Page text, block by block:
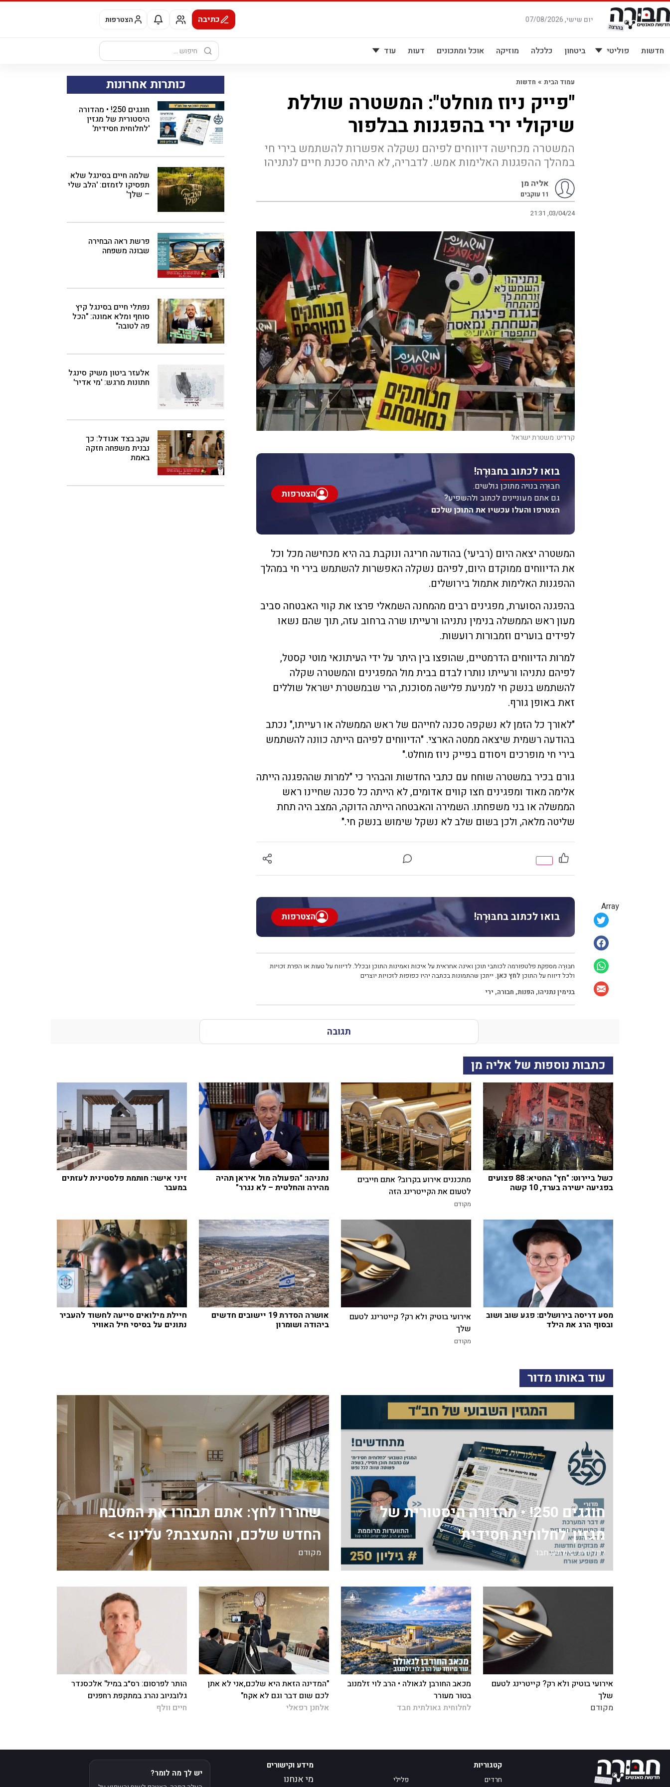
דלג
לתוכן
יום שישי, 07/08/2026 כתיבה הצטרפות
חדשות פוליטי ביטחון כלכלה מוזיקה אוכל ומתכונים דעות עוד
חיפוש:
Array
עמוד הבית » חדשות
"פייק ניוז מוחלט": המשטרה שוללת
שיקולי ירי בהפגנות בבלפור
המשטרה מכחישה דיווחים לפיהם נשקלה אפשרות להשתמש בירי חי
במהלך ההפגנות האלימות אמש. לדבריה, לא היתה סכנת חיים לנתניהו
אליה מן
11 עוקבים
21:31 ,03/04/24
קרדיט: משטרת ישראל
בואו לכתוב בחבּוּרֶה!
חבּוּרֶה בנויה מתוכן גולשים.
גם אתם מעוניינים לכתוב ולהשפיע?
הצטרפו והעלו עכשיו את התוכן שלכם
הצטרפות
המשטרה יצאה היום (רביעי) בהודעה חריגה ונוקבת בה היא מכחישה מכל וכל
את הדיווחים ממוקדם היום, לפיהם נשקלה האפשרות להשתמש בירי חי במהלך
ההפגנות האלימות אתמול בירושלים.
בהפגנה הסוערת, מפגינים רבים מהמחנה השמאלי פרצו את קווי האבטחה סביב
מעון ראש הממשלה בנימין נתניהו ורעייתו שרה ברחוב עזה, תוך שהם נשאו
לפידים בוערים וזמבורות רועשות.
למרות הדיווחים הדרמטיים, שהופצו בין היתר על ידי העיתונאי מוטי קסטל,
לפיהם נתניהו ורעייתו נותרו לבדם בבית מול המפגינים והמשטרה שקלה
להשתמש בנשק חי למניעת פלישה מסוכנת, הרי שבמשטרת ישראל שוללים
זאת באופן גורף.
"לאורך כל הזמן לא נשקפה סכנה לחייהם של ראש הממשלה או רעייתו," נכתב
בהודעה רשמית שיצאה ממטה הארצי. "הדיווחים לפיהם הייתה כוונה להשתמש
בירי חי מופרכים ויסודם בפייק ניוז מוחלט."
גורם בכיר במשטרה שוחח עם כתבי החדשות והבהיר כי "למרות שההפגנה הייתה
אלימה מאוד ומפגינים חצו קווים אדומים, לא הייתה כל סכנה שחיינו ראש
הממשלה או בני משפחתו. השמירה והאבטחה הייתה הדוקה, המצב היה תחת
שליטה מלאה, ולכן בשום שלב לא נשקל שימוש בנשק חי."
בואו לכתוב בחבּוּרֶה! הצטרפות
חבּוּרֶה מספקת פלטפורמה לכותבי תוכן ואינה אחראית על איכות ואמינות התוכן ובכלל. לדיווח על טעות או הפרת זכויות
ולכל דיווח על התוכן לחץ כאן. ייתכן שהתמונות בכתבה יהיו כפופות לזכויות יוצרים
בנימין נתניהו, הפנות, חבורה, ירי
כותרות אחרונות
חוגגים 250! • מהדורה
היסטורית של מגזין
'לחלוחית חסידית'
שלמה חיים בסינגל שלא
תפסיקו לזמזם: 'הלב שלי
– שלך'
פרשת ראה הבחירה
שבונה משפחה
נפתלי חיים בסינגל קיץ
סוחף ומלא אמונה: "הכל
פה לטובה"
אלעזר ביטון משיק סינגל
חתונות מרגש: 'מי אדיר'
עקב בצד אגודל: כך
נבנית משפחה חזקה
באמת
תגובה
כתבות נוספות של אליה מן
כשל ביירוט: "חץ" החטיא: 88 פצועים
בפגיעה ישירה בערד, 10 קשה
מתכננים אירוע בקרוב? אתם חייבים
לטעום את הקייטרינג הזה
מקודם
נתניהו: "הפעולה מול איראן תהיה
מהירה והחלטית – לא נגרר"
זיני אישר: חותמת פלסטינית לעזתים
במעבר
מסע דריסה בירושלים: פגע שוב ושוב
ובסוף הרג את הילד
אירועי בוטיק ולא רק? קייטרינג לטעם
שלך
מקודם
אושרה הסדרת 19 יישובים חדשים
ביהודה ושומרון
חיילת מילואים סייעה לחשוד להעביר
נתונים על בסיסי חיל האוויר
עוד באותו מדור
חוגגים 250! • מהדורה היסטורית של
מגזין 'לחלוחית חסידית'
לחלוחית גאולתית חבד
שחררו לחץ: אתם תבחרו את המטבח
החדש שלכם, והמעצבת? עלינו >>
מקודם
אירועי בוטיק ולא רק? קייטרינג לטעם
שלך
מקודם
מכאב החורבן לגאולה • הרב לוי זלמנוב
בטור מעורר
לחלוחית גאולתית חבד
"המדינה הזאת היא שלכם,אני לא אתן
לכם שום דבר וגם לא אקח"
אלחנן רפאלי
הותר לפרסום: רס״ב במיל' אלכסנדר
גלובניוב נהרג במתקפת רחפנים
חיים וולף
קטגוריות
חרדים
פלילי
מידע וקישורים
מי אנחנו
יש לך מה לומר?